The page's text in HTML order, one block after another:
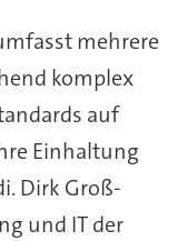
mehrere
komplex
auf
Einhaltung
Dirk Groß-
und IT der